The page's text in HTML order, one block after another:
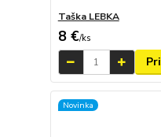
Taška LEBKA
8 €/ks
Novinka